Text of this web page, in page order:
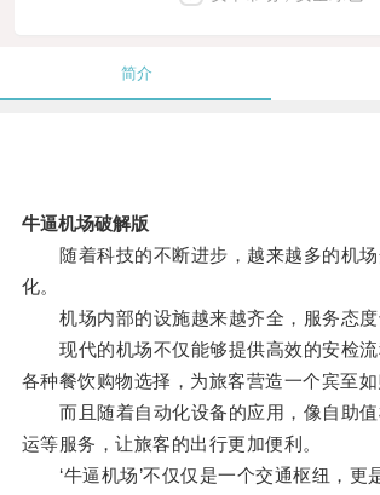
简介
牛逼机场破解版
随着科技的不断进步，越来越多的机场
化。
机场内部的设施越来越齐全，服务态度
现代的机场不仅能够提供高效的安检流
各种餐饮购物选择，为旅客营造一个宾至如
而且随着自动化设备的应用，像自助值
运等服务，让旅客的出行更加便利。
‘牛逼机场’不仅仅是一个交通枢纽，更